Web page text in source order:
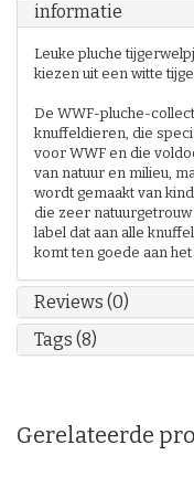
informatie
Leuke pluche
kiezen uit een witte
De WWF-pluche-
knuffeldieren, die
voor WWF en die
van natuur en milieu,
wordt gemaakt van
die zeer
label dat aan alle
komt ten goede aan
Reviews (0)
Tags (8)
Gerelateerde